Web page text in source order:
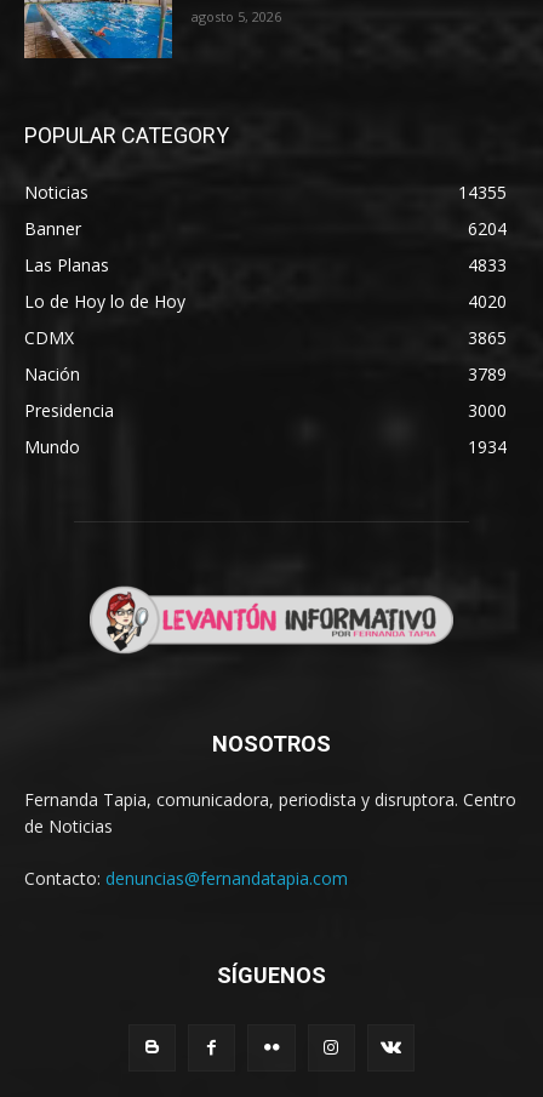
agosto 5, 2026
POPULAR CATEGORY
Noticias
14355
Banner
6204
Las Planas
4833
Lo de Hoy lo de Hoy
4020
CDMX
3865
Nación
3789
Presidencia
3000
Mundo
1934
NOSOTROS
Fernanda Tapia, comunicadora, periodista y disruptora. Centro
de Noticias
Contacto: denuncias@fernandatapia.com
SÍGUENOS